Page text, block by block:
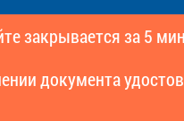
закрывается за 5
документа